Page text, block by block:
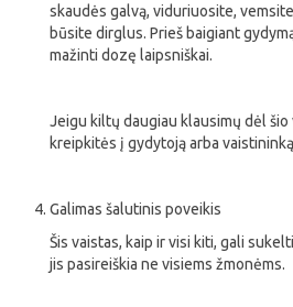
skaudės galvą, viduriuosite,
būsite dirglus. Prieš baigiant
mažinti dozę laipsniškai.
Jeigu kiltų daugiau klausimų dėl šio
kreipkitės į gydytoją arba
Galimas šalutinis poveikis
Šis vaistas, kaip ir visi kiti, gali
jis pasireiškia ne visiems žmonėms.